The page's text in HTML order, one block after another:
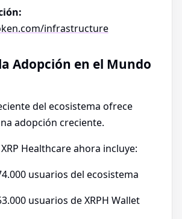
infrastructure
Adopción en el Mundo
del ecosistema ofrece
adopción creciente.
Healthcare ahora incluye:
usuarios del ecosistema
usuarios de XRPH Wallet